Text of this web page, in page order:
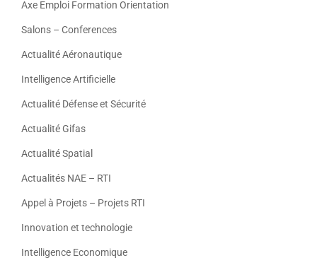
Axe Emploi Formation Orientation
Salons – Conferences
Actualité Aéronautique
Intelligence Artificielle
Actualité Défense et Sécurité
Actualité Gifas
Actualité Spatial
Actualités NAE – RTI
Appel à Projets – Projets RTI
Innovation et technologie
Intelligence Economique